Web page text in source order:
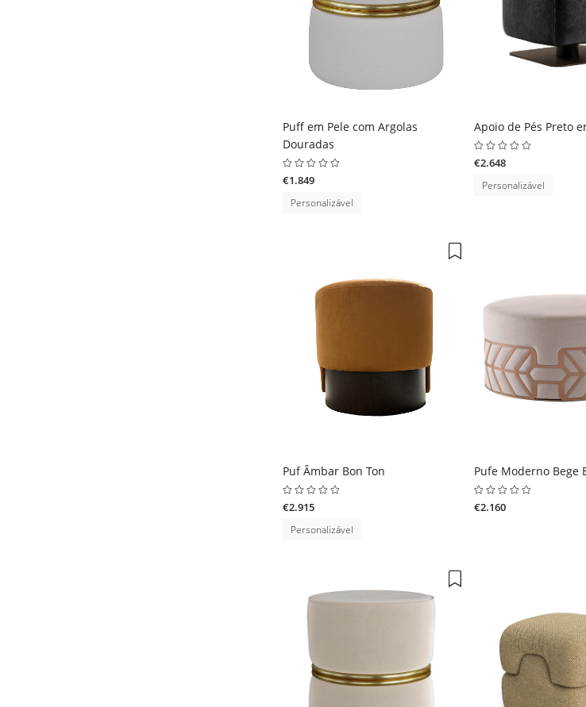
Puff em Pele com Argolas
Douradas
€1.849
Personalizável
Apoio de Pés Preto
€2.648
Personalizável
Puf Âmbar Bon Ton
€2.915
Personalizável
Pufe Moderno Bege
€2.160